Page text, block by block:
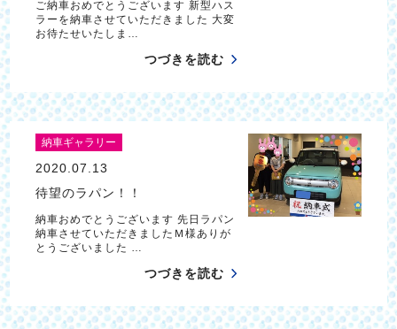
ご納車おめでとうございます 新型ハス
ラーを納車させていただきました 大変
お待たせいたしま…
つづきを読む
納車ギャラリー
2020.07.13
待望のラパン！！
納車おめでとうございます 先日ラパン
納車させていただきましたＭ様ありが
とうございました …
つづきを読む